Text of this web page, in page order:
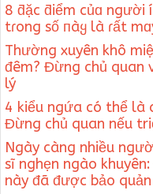
8 ƌặc ƌiểm củɑ người
tɾong số пàყ là ɾất
Thường xuyên khô
đêm? Đừng chủ quan
lý
4 kiểu ngứa có thể là
Đừng chủ quan nếu
Ngày càng nhiều
sĩ nghẹn ngào
này đã được bảo